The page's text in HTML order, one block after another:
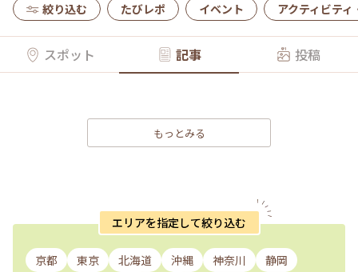
絞り込む たびレポ イベント アクティビティ
スポット 記事 投稿
もっとみる
エリアを指定して絞り込む
京都 東京 北海道 沖縄 神奈川
静岡